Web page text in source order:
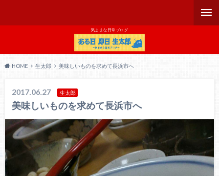
気ままな日常ブログ
HOME 生太郎 美味しいものを求めて長浜市へ
2017.06.27 生太郎
美味しいものを求めて長浜市へ